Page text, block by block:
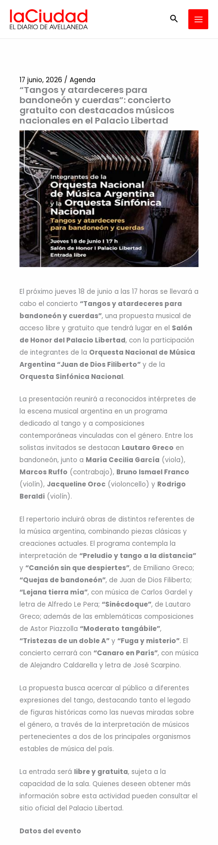
contenido
Buscar
“Tangos y atardeceres para
bandoneón y cuerdas”: concierto
gratuito con destacados músicos
nacionales en el Palacio Libertad
17 junio, 2026 / Agenda
El próximo jueves 18 de junio a las 17 horas se llevará a
cabo el concierto “Tangos y atardeceres para
bandoneón y cuerdas”, una propuesta musical de
acceso libre y gratuito que tendrá lugar en el Salón
de Honor del Palacio Libertad, con la participación
de integrantes de la Orquesta Nacional de Música
Argentina “Juan de Dios Filiberto” y de la
Orquesta Sinfónica Nacional.
La presentación reunirá a reconocidos intérpretes de
la escena musical argentina en un programa
dedicado al tango y a composiciones
contemporáneas vinculadas con el género. Entre los
solistas invitados se destacan Lautaro Greco en
bandoneón, junto a María Cecilia García (viola),
Marcos Ruffo (contrabajo), Bruno Ismael Franco
(violín), Jacqueline Oroc (violoncello) y Rodrigo
Beraldi (violín).
El repertorio incluirá obras de distintos referentes de
la música argentina, combinando piezas clásicas y
creaciones actuales. El programa contempla la
interpretación de “Preludio y tango a la distancia”
y “Canción sin que despiertes”, de Emiliano Greco;
“Quejas de bandoneón”, de Juan de Dios Filiberto;
“Lejana tierra mía”, con música de Carlos Gardel y
letra de Alfredo Le Pera; “Sinécdoque”, de Lautaro
Greco; además de las emblemáticas composiciones
de Astor Piazzolla “Moderato tangábile”,
“Tristezas de un doble A” y “Fuga y misterio”. El
concierto cerrará con “Canaro en París”, con música
de Alejandro Caldarella y letra de José Scarpino.
La propuesta busca acercar al público a diferentes
expresiones del tango, destacando tanto el legado
de figuras históricas como las nuevas miradas sobre
el género, a través de la interpretación de músicos
pertenecientes a dos de los principales organismos
estables de música del país.
La entrada será libre y gratuita, sujeta a la
capacidad de la sala. Quienes deseen obtener más
información sobre esta actividad pueden consultar el
sitio oficial del Palacio Libertad.
Datos del evento